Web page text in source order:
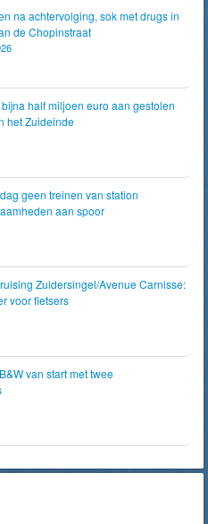
na achtervolging, sok met drugs in
de Chopinstraat
half miljoen euro aan gestolen
het Zuideinde
geen treinen van station
aan spoor
Zuidersingel/Avenue Carnisse:
voor fietsers
van start met twee